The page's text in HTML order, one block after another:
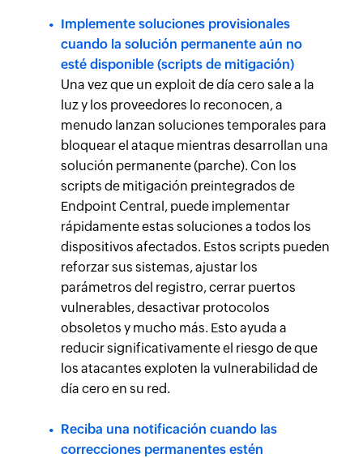
Implemente soluciones provisionales
cuando la solución permanente aún no
esté disponible (scripts de mitigación)
Una vez que un exploit de día cero sale a la
luz y los proveedores lo reconocen, a
menudo lanzan soluciones temporales para
bloquear el ataque mientras desarrollan una
solución permanente (parche). Con los
scripts de mitigación preintegrados de
Endpoint Central, puede implementar
rápidamente estas soluciones a todos los
dispositivos afectados. Estos scripts pueden
reforzar sus sistemas, ajustar los
parámetros del registro, cerrar puertos
vulnerables, desactivar protocolos
obsoletos y mucho más. Esto ayuda a
reducir significativamente el riesgo de que
los atacantes exploten la vulnerabilidad de
día cero en su red.
Reciba una notificación cuando las
correcciones permanentes estén